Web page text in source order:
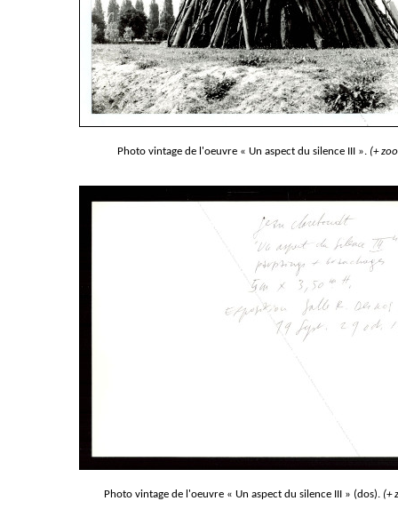
Photo vintage de l'oeuvre « Un aspect du silence III ». (+
Photo vintage de l'oeuvre « Un aspect du silence III » (dos). (+